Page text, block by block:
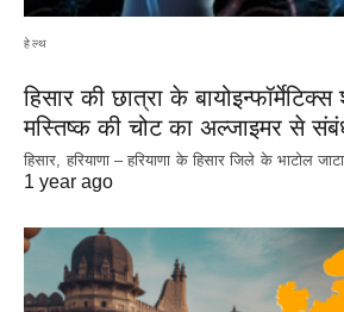
हेल्थ
हिसार की छात्रा के
मस्तिष्क की चोट का अल्जाइमर से
हिसार, हरियाणा – हरियाणा के हिसार जिले के भाटोल
1 year ago